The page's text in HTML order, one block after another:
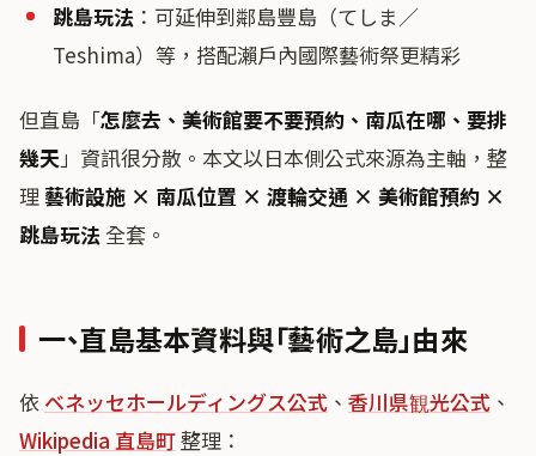
跳島玩法 ：可延伸到鄰島豐島（てしま／
Teshima）等，搭配瀨戶內國際藝術祭更精彩
但直島「怎麼去、美術館要不要預約、南瓜在哪、要排
幾天 」資訊很分散。本文以日本側公式來源為主軸，整
理 藝術設施 × 南瓜位置 × 渡輪交通 × 美術館預約 ×
跳島玩法 全套。
一、直島基本資料與「藝術之島」由來
依 ベネッセホールディングス公式 、 香川県観光公式 、
Wikipedia 直島町整理：